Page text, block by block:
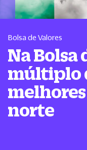
Bolsa de Valores
Na Bolsa
múltiplo
norte